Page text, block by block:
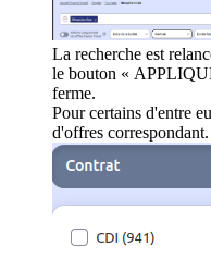
La recherche est
le bouton «
ferme.
Pour certains d'entre
d'offres correspondant.